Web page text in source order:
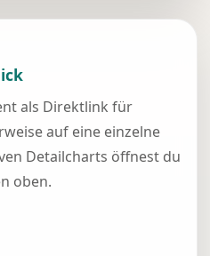
als Direktlink für
auf eine einzelne
Detailcharts öffnest du
oben.